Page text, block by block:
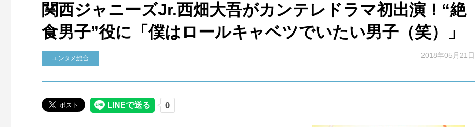
関西ジャニーズJr.西畑大吾がカンテレドラマ初出演！“絶
食男子”役に「僕はロールキャベツでいたい男子（笑）」
エンタメ総合 2018年05月21日